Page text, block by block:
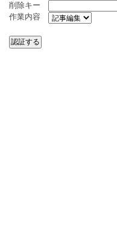
削除キー
作業内容